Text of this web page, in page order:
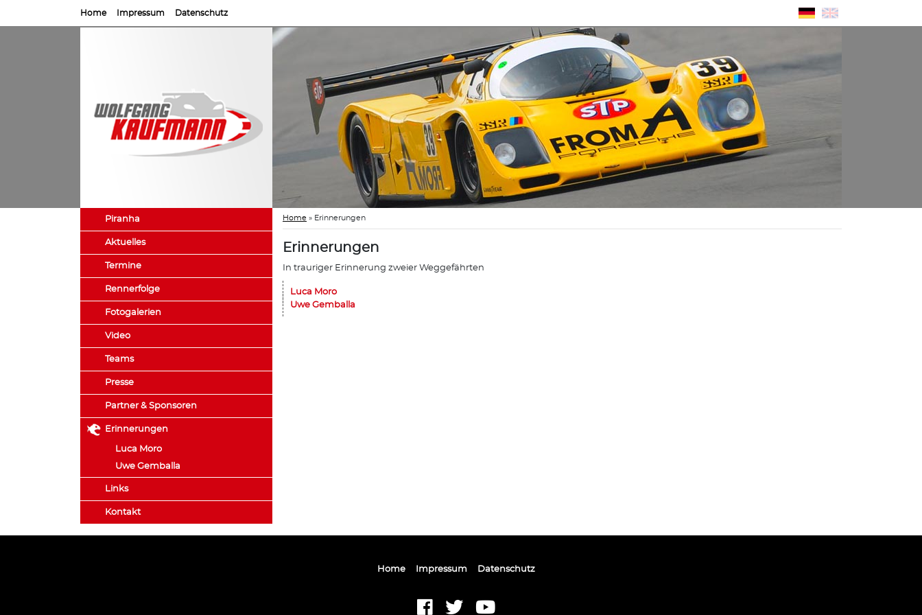
Home Impressum Datenschutz
Piranha
Aktuelles
Termine
Rennerfolge
Fotogalerien
Video
Teams
Presse
Partner & Sponsoren
Erinnerungen
Luca Moro
Uwe Gemballa
Links
Kontakt
Home » Erinnerungen
Erinnerungen
In trauriger Erinnerung zweier Weggefährten
Luca Moro
Uwe Gemballa
Home Impressum Datenschutz